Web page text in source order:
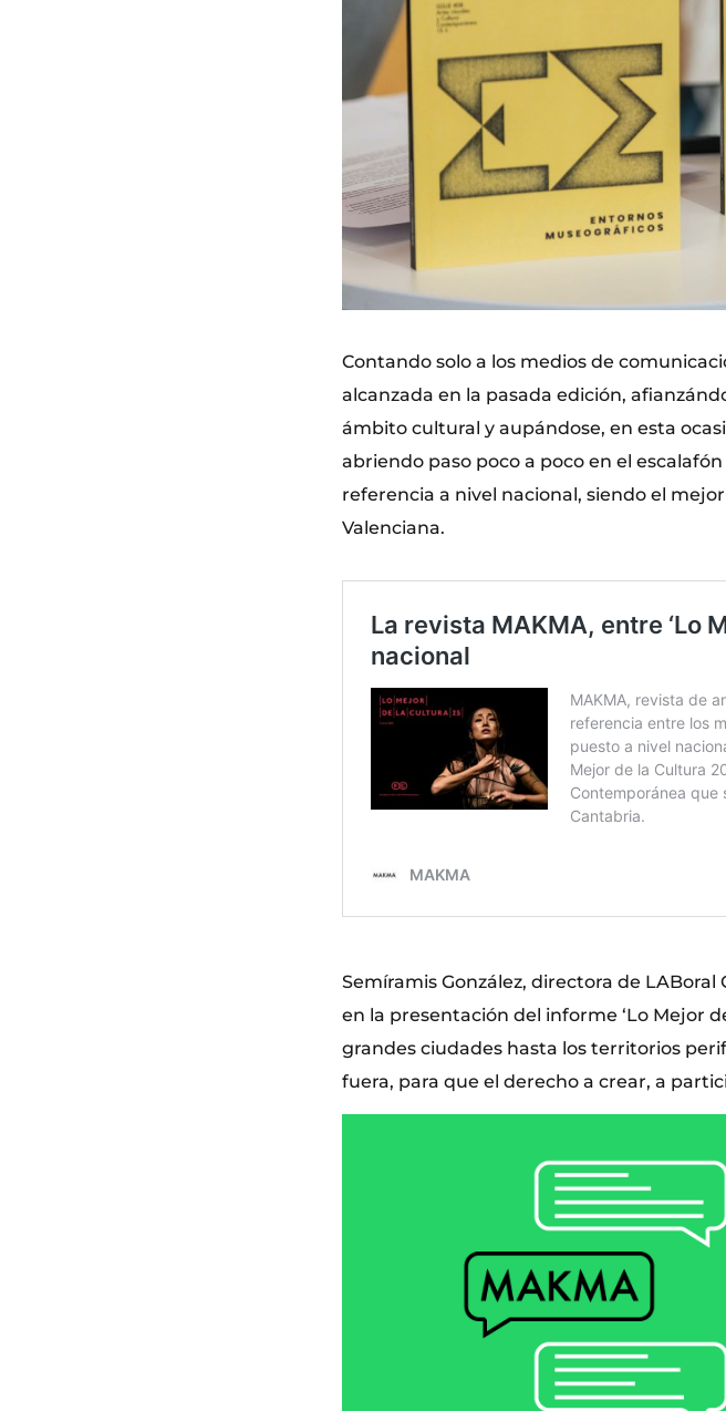
Contando solo a los medios de
alcanzada en la pasada edición,
ámbito cultural y aupándose, en esta
abriendo paso poco a poco en el
referencia a nivel nacional, siendo el
Valenciana.
Semíramis González, directora de
en la presentación del informe ‘Lo Mejor
grandes ciudades hasta los territorios
fuera, para que el derecho a crear, a